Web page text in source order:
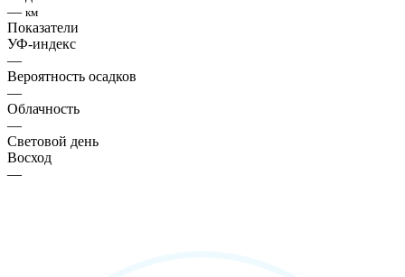
— км
Показатели
УФ-индекс
—
Вероятность осадков
—
Облачность
—
Световой день
Восход
—